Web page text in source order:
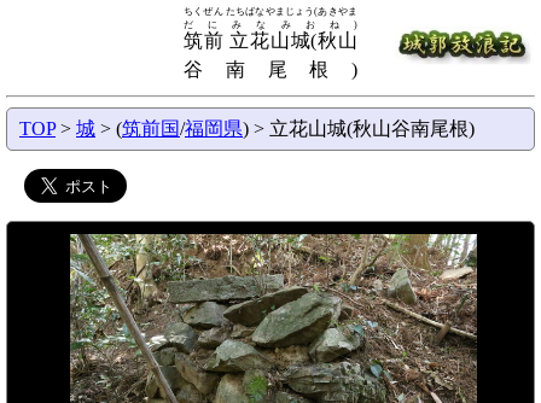
筑前 立花山城(秋山
谷南尾根)
ちくぜん たちばなやまじょう(あきやま
だにみなみおね)
TOP> 城 > (筑前国/福岡県) > 立花山城(秋山谷南尾根)